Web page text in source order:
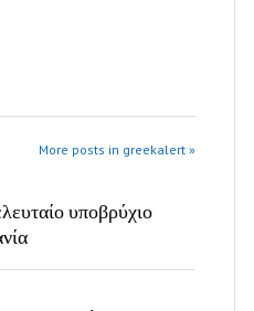
More posts in greekalert »
υποβρύχιο